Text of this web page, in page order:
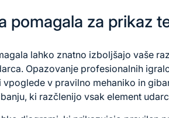
pomagala za prikaz
lahko znatno izboljšajo vaše
Opazovanje profesionalnih
vpoglede v pravilno mehaniko in
ki razčlenijo vsak element